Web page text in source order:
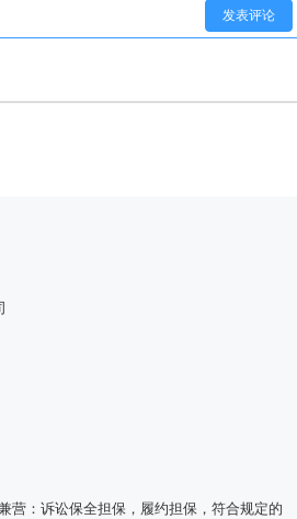
发表评论
营：诉讼保全担保，履约担保，符合规定的